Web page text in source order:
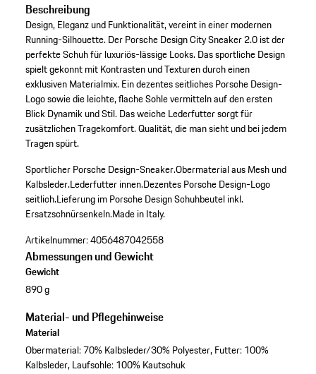
Beschreibung
Design, Eleganz und Funktionalität, vereint in einer modernen
Running-Silhouette. Der Porsche Design City Sneaker 2.0 ist der
perfekte Schuh für luxuriös-lässige Looks. Das sportliche Design
spielt gekonnt mit Kontrasten und Texturen durch einen
exklusiven Materialmix. Ein dezentes seitliches Porsche Design-
Logo sowie die leichte, flache Sohle vermitteln auf den ersten
Blick Dynamik und Stil. Das weiche Lederfutter sorgt für
zusätzlichen Tragekomfort. Qualität, die man sieht und bei jedem
Tragen spürt.
Sportlicher Porsche Design-Sneaker.Obermaterial aus Mesh und
Kalbsleder.Lederfutter innen.Dezentes Porsche Design-Logo
seitlich.Lieferung im Porsche Design Schuhbeutel inkl.
Ersatzschnürsenkeln.Made in Italy.
Artikelnummer:4056487042558
Abmessungen und Gewicht
Gewicht
890 g
Material- und Pflegehinweise
Material
Obermaterial: 70% Kalbsleder/30% Polyester, Futter: 100%
Kalbsleder, Laufsohle: 100% Kautschuk